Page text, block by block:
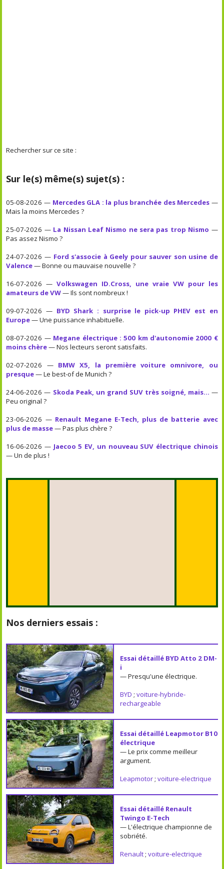
Rechercher sur ce site :
Sur le(s) même(s) sujet(s) :
05-08-2026 — Mercedes GLA : la plus branchée des Mercedes —
Mais la moins Mercedes ?
25-07-2026 — La Nissan Leaf Nismo ne sera pas trop Nismo —
Pas assez Nismo ?
24-07-2026 — Ford s'associe à Geely pour sauver son usine de
Valence— Bonne ou mauvaise nouvelle ?
16-07-2026 —Volkswagen ID.Cross, une vraie VW pour les
amateurs de VW— Ils sont nombreux !
09-07-2026 — BYD Shark : surprise le pick-up PHEV est en
Europe— Une puissance inhabituelle.
08-07-2026 — Megane électrique : 500 km d'autonomie 2000 €
moins chère— Nos lecteurs seront satisfaits.
02-07-2026 — BMW X5, la première voiture omnivore, ou
presque— Le best-of de Munich ?
24-06-2026 — Skoda Peak, un grand SUV très soigné, mais... —
Peu original ?
23-06-2026 — Renault Megane E-Tech, plus de batterie avec
plus de masse— Pas plus chère ?
16-06-2026 — Jaecoo 5 EV, un nouveau SUV électrique chinois
— Un de plus !
Nos derniers essais :
Essai détaillé BYD Atto 2 DM-
i
— Presqu'une électrique.
BYD ; voiture-hybride-
rechargeable
Essai détaillé Leapmotor B10
électrique
— Le prix comme meilleur
argument.
Leapmotor ; voiture-electrique
Essai détaillé Renault
Twingo E-Tech
— L'électrique championne de
sobriété.
Renault ; voiture-electrique